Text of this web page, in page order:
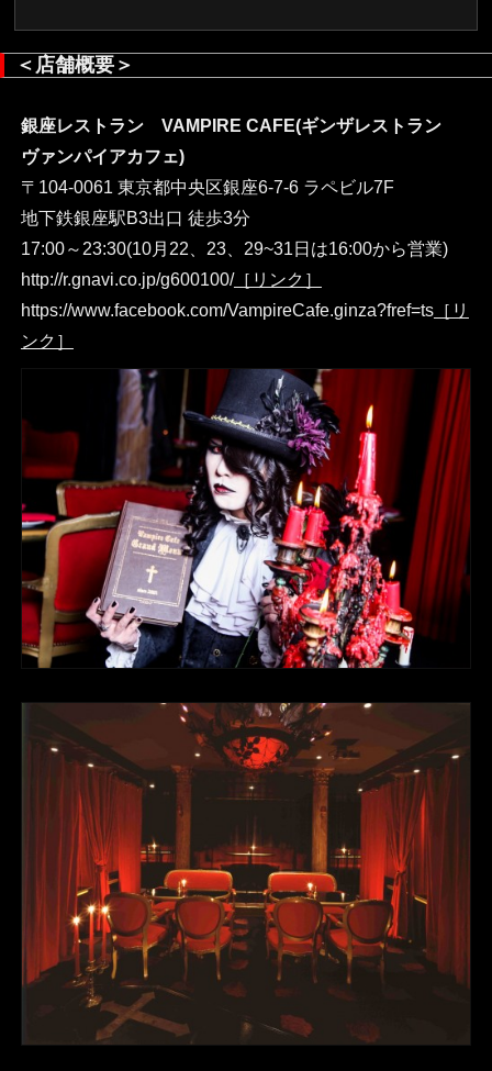
＜店舗概要＞
銀座レストラン VAMPIRE CAFE(ギンザレストラン
ヴァンパイアカフェ)
〒104-0061 東京都中央区銀座6-7-6 ラペビル7F
地下鉄銀座駅B3出口 徒歩3分
17:00～23:30(10月22、23、29~31日は16:00から営業)
http://r.gnavi.co.jp/g600100/［リンク］
https://www.facebook.com/VampireCafe.ginza?fref=ts［リ
ンク］